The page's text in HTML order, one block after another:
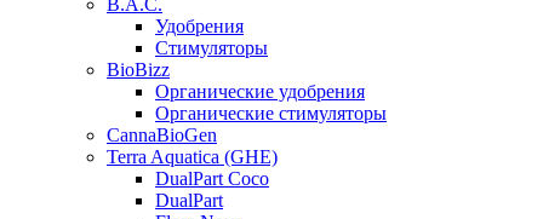
Удобрения
Стимуляторы
BioBizz
Органические удобрения
Органические стимуляторы
CannaBioGen
Terra Aquatica (GHE)
DualPart Coco
DualPart